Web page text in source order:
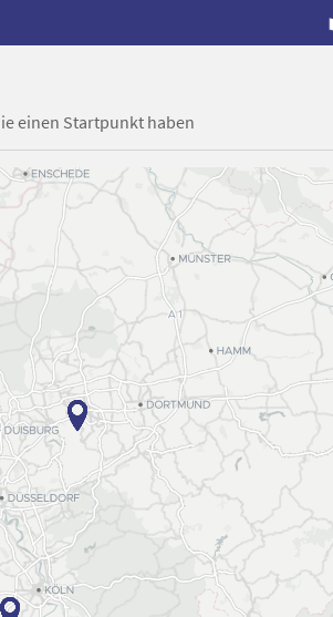
einen Startpunkt haben